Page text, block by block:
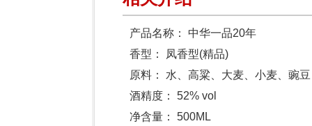
产品名称：
中华一品20年
香型：
凤香型(精品)
原料：
水、高粱、大麦、小麦、豌豆
酒精度：
52% vol
净含量：
500ML